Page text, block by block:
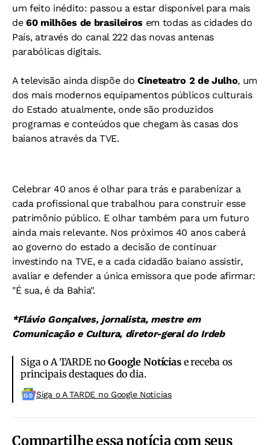
um feito inédito: passou a estar disponível para mais
de60 milhões de brasileiros em todas as cidades do
País, através do canal 222 das novas antenas
parabólicas digitais.
A televisão ainda dispõe doCineteatro 2 de Julho, um
dos mais modernos equipamentos públicos culturais
do Estado atualmente, onde são produzidos
programas e conteúdos que chegam às casas dos
baianos através da TVE.
Celebrar 40 anos é olhar para trás e parabenizar a
cada profissional que trabalhou para construir esse
patrimônio público. E olhar também para um futuro
ainda mais relevante. Nos próximos 40 anos caberá
ao governo do estado a decisão de continuar
investindo na TVE, e a cada cidadão baiano assistir,
avaliar e defender a única emissora que pode afirmar:
"É sua, é da Bahia".
*Flávio Gonçalves, jornalista, mestre em
Comunicação e Cultura, diretor-geral do Irdeb
Siga o A TARDE noGoogle Notíciase receba os
principais destaques do dia.
Siga o A TARDE no Google Noticias
Compartilhe essa notícia com seus